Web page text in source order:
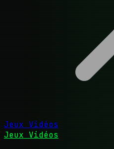
Jeux Vidéos
Jeux Vidéos